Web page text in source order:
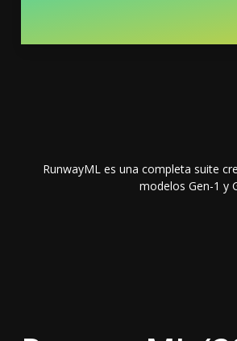
RunwayML es una completa suite
modelos Gen-1 y